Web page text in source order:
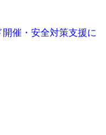
催・安全対策支援に